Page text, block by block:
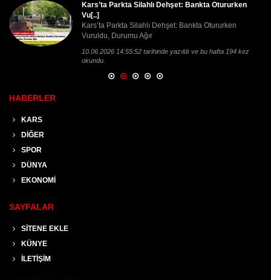
Kars’ta Parkta Silahlı Dehşet: Bankta Otururken
Vu[..]
Kars’ta Parkta Silahlı Dehşet: Bankta Otururken
Vuruldu, Durumu Ağır
10.06.2026 14:55:52 tarihinde yazıldı ve bu hafta 194 kez
okundu.
HABERLER
KARS
DİĞER
SPOR
DÜNYA
EKONOMİ
SAYFALAR
SİTENE EKLE
KÜNYE
İLETİŞİM